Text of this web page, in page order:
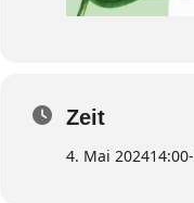
Zeit
4. Mai 202414:00-